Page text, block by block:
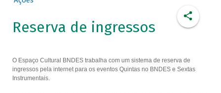
Reserva de ingressos
O Espaço Cultural BNDES trabalha com um sistema de reserva de
ingressos pela internet para os eventos Quintas no BNDES e Sextas
Instrumentais.